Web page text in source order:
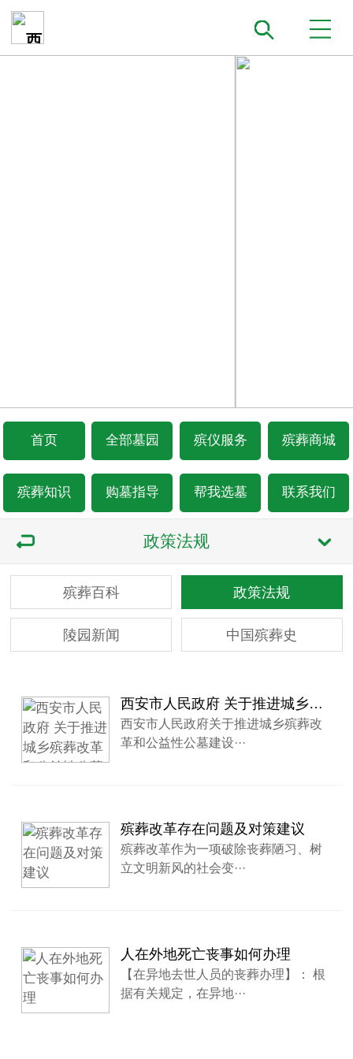
首页 全部墓园 殡仪服务 殡葬商城
殡葬知识 购墓指导 帮我选墓 联系我们
政策法规
殡葬百科 政策法规
陵园新闻 中国殡葬史
西安市人民政府 关于推进城乡殡葬改革和公益性公墓建设的实施意见
西安市人民政府关于推进城乡殡葬改
革和公益性公墓建设···
殡葬改革存在问题及对策建议
殡葬改革作为一项破除丧葬陋习、树
立文明新风的社会变···
人在外地死亡丧事如何办理
【在异地去世人员的丧葬办理】： 根
据有关规定，在异地···